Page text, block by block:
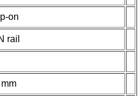
on
rail